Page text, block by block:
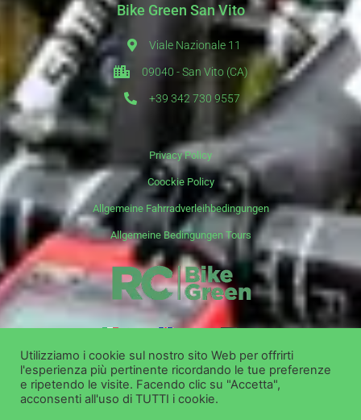
Bike Green San Vito
Viale Nazionale 11
09040 - San Vito (CA)
+39 342 730 9557
Privacy Policy
Coockie Policy
Allgemeine Fahrradverleihbedingungen
Allgemeine Bedingungen Tours
it en de
Copyright ©Bike Green Group Srl - Vermietung Verkauf Ausflüge
Utilizziamo i cookie sul nostro sito Web per offrirti
l'esperienza più pertinente ricordando le tue preferenze
e ripetendo le visite. Facendo clic su "Accetta",
acconsenti all'uso di TUTTI i cookie.